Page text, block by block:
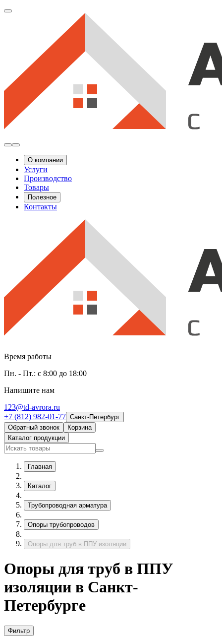
О компании
Услуги
Производство
Товары
Полезное
Контакты
Время работы
Пн. - Пт.: с 8:00 до 18:00
Напишите нам
123@td-avrora.ru
+7 (812) 982-01-77 Санкт-Петербург
Обратный звонок
Корзина
Каталог продукции
Главная
Каталог
Трубопроводная арматура
Опоры трубопроводов
Опоры для труб в ППУ изоляции
Опоры для труб в ППУ
изоляции в Санкт-
Петербурге
Фильтр